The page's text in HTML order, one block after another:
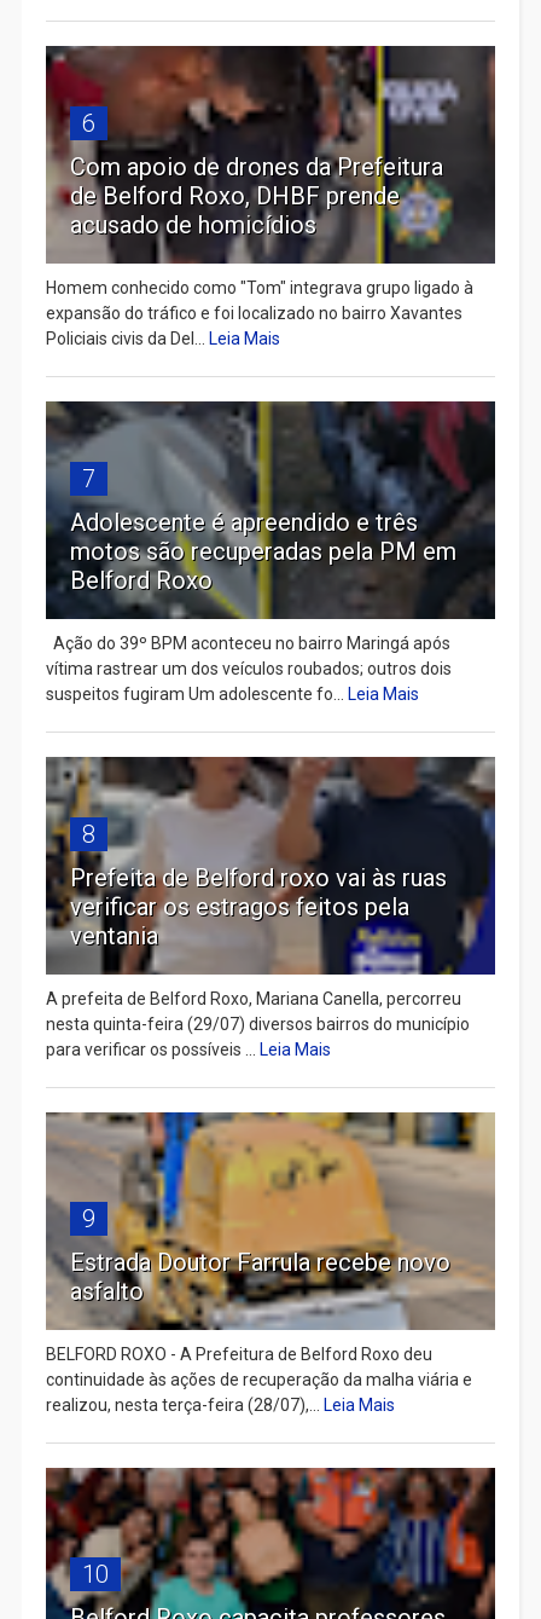
6
Com apoio de drones da Prefeitura
de Belford Roxo, DHBF prende
acusado de homicídios
Homem conhecido como "Tom" integrava grupo ligado à
expansão do tráfico e foi localizado no bairro Xavantes
Policiais civis da Del...
Leia Mais
7
Adolescente é apreendido e três
motos são recuperadas pela PM em
Belford Roxo
Ação do 39º BPM aconteceu no bairro Maringá após
vítima rastrear um dos veículos roubados; outros dois
suspeitos fugiram Um adolescente fo...
Leia Mais
8
Prefeita de Belford roxo vai às ruas
verificar os estragos feitos pela
ventania
A prefeita de Belford Roxo, Mariana Canella, percorreu
nesta quinta-feira (29/07) diversos bairros do município
para verificar os possíveis ...
Leia Mais
9
Estrada Doutor Farrula recebe novo
asfalto
BELFORD ROXO - A Prefeitura de Belford Roxo deu
continuidade às ações de recuperação da malha viária e
realizou, nesta terça-feira (28/07),...
Leia Mais
10